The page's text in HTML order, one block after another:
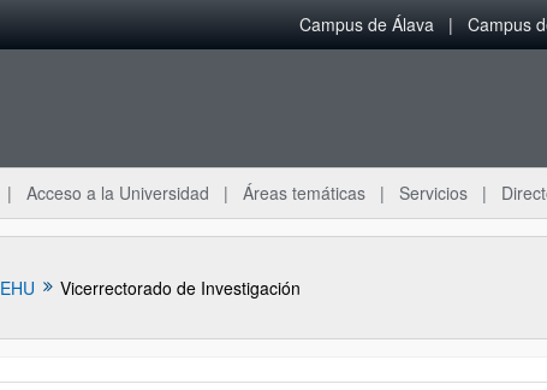
Campus de Álava Campus
Acceso a la Universidad Áreas temáticas Servicios
EHU Vicerrectorado de Investigación